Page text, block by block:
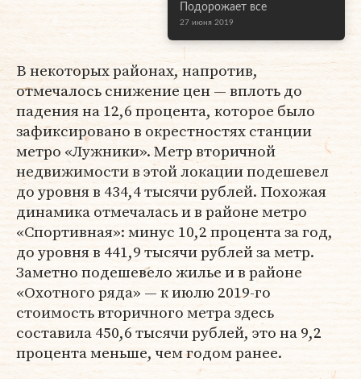
Подорожает все
27 июня 2019
В некоторых районах, напротив,
отмечалось снижение цен — вплоть до
падения на 12,6 процента, которое было
зафиксировано в окрестностях станции
метро «Лужники». Метр вторичной
недвижимости в этой локации подешевел
до уровня в 434,4 тысячи рублей. Похожая
динамика отмечалась и в районе метро
«Спортивная»: минус 10,2 процента за год,
до уровня в 441,9 тысячи рублей за метр.
Заметно подешевело жилье и в районе
«Охотного ряда» — к июлю 2019-го
стоимость вторичного метра здесь
составила 450,6 тысячи рублей, это на 9,2
процента меньше, чем годом ранее.